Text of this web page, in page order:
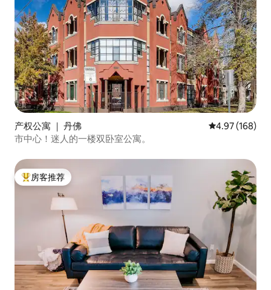
产权公寓 ｜ 丹佛 平均评分 4.97
4.97 (168)
市中心！迷人的一楼双卧室公寓。
热门「房客推荐」
房客推荐